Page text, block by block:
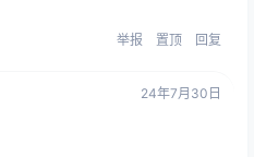
举报 置顶 回复
24年7月30日